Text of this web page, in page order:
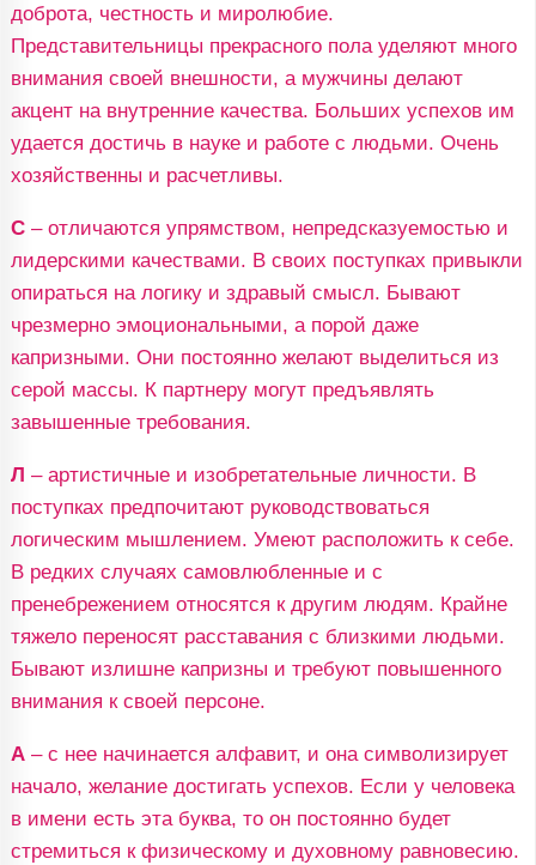
доброта, честность и миролюбие.
Представительницы прекрасного пола уделяют много
внимания своей внешности, а мужчины делают
акцент на внутренние качества. Больших успехов им
удается достичь в науке и работе с людьми. Очень
хозяйственны и расчетливы.
С– отличаются упрямством, непредсказуемостью и
лидерскими качествами. В своих поступках привыкли
опираться на логику и здравый смысл. Бывают
чрезмерно эмоциональными, а порой даже
капризными. Они постоянно желают выделиться из
серой массы. К партнеру могут предъявлять
завышенные требования.
Л – артистичные и изобретательные личности. В
поступках предпочитают руководствоваться
логическим мышлением. Умеют расположить к себе.
В редких случаях самовлюбленные и с
пренебрежением относятся к другим людям. Крайне
тяжело переносят расставания с близкими людьми.
Бывают излишне капризны и требуют повышенного
внимания к своей персоне.
А– с нее начинается алфавит, и она символизирует
начало, желание достигать успехов. Если у человека
в имени есть эта буква, то он постоянно будет
стремиться к физическому и духовному равновесию.